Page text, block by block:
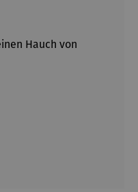
Hauch von